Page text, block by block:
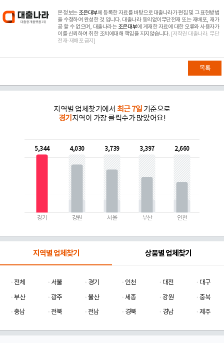
본 정보는 조은대부에 등록한 자료를 바탕으로 대출나라가 편집 및 그 표현방법
을 수정하여 완성한 것 입니다. 대출나라 동의없이무단전재 또는 재배포, 재가
공 할 수 없으며, 대출나라는 조은대부에 게재한 자료에 대한 오류와 사용자가
이를 신뢰하여 취한 조치에대해 책임을 지지않습니다. [저작권 대출나라. 무단
전재-재배포 금지]
목록
지역별 업체찾기에서 최근 7일 기준으로
경기 지역이 가장 클릭수가 많았어요!
5,344
경기
4,030
강원
3,739
서울
3,397
부산
2,660
인천
지역별 업체찾기 상품별 업체찾기
전체 서울 경기 인천 대전
대구
부산
광주 울산 세종 강원
충북
충남
전북 전남 경북 경남 제주